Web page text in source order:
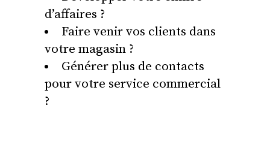
d’affaires ?
Faire venir vos clients dans
votre magasin ?
Générer plus de contacts
pour votre service commercial
?